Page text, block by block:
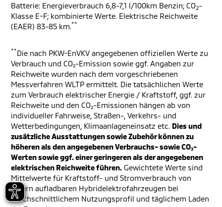
Batterie: Energieverbrauch 6,8-7,1 l/100km Benzin; CO2-
Klasse E-F; kombinierte Werte. Elektrische Reichweite
(EAER) 83-85 km.**
**Die nach PKW-EnVKV angegebenen offiziellen Werte zu
Verbrauch und CO₂-Emission sowie ggf. Angaben zur
Reichweite wurden nach dem vorgeschriebenen
Messverfahren WLTP ermittelt. Die tatsächlichen Werte
zum Verbrauch elektrischer Energie / Kraftstoff, ggf. zur
Reichweite und den CO₂-Emissionen hängen ab von
individueller Fahrweise, Straßen-, Verkehrs- und
Wetterbedingungen, Klimaanlageneinsatz etc. Dies und
zusätzliche Ausstattungen sowie Zubehör können zu
höheren als den angegebenen Verbrauchs- sowie CO₂-
Werten sowie ggf. einer geringeren als der angegebenen
elektrischen Reichweite führen. Gewichtete Werte sind
Mittelwerte für Kraftstoff- und Stromverbrauch von
extern aufladbaren Hybridelektrofahrzeugen bei
durchschnittlichem Nutzungsprofil und täglichem Laden